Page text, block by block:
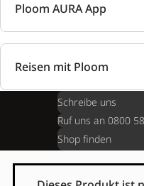
Ploom AURA App
Reisen mit Ploom
Schreibe uns
Ruf uns an 0800
Shop finden